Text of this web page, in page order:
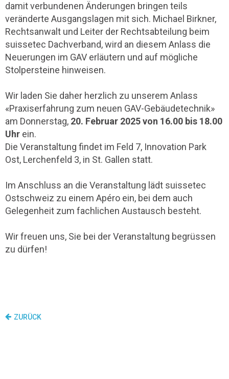
damit verbundenen Änderungen bringen teils
veränderte Ausgangslagen mit sich. Michael Birkner,
Rechtsanwalt und Leiter der Rechtsabteilung beim
suissetec Dachverband, wird an diesem Anlass die
Neuerungen im GAV erläutern und auf mögliche
Stolpersteine hinweisen.
Wir laden Sie daher herzlich zu unserem Anlass
«Praxiserfahrung zum neuen GAV-Gebäudetechnik»
am Donnerstag, 20. Februar 2025 von 16.00 bis 18.00
Uhr ein.
Die Veranstaltung findet im Feld 7, Innovation Park
Ost, Lerchenfeld 3, in St. Gallen statt.
Im Anschluss an die Veranstaltung lädt suissetec
Ostschweiz zu einem Apéro ein, bei dem auch
Gelegenheit zum fachlichen Austausch besteht.
Wir freuen uns, Sie bei der Veranstaltung begrüssen
zu dürfen!
ZURÜCK